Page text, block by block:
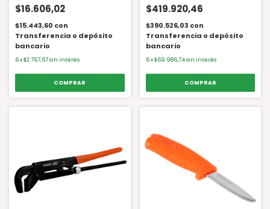
$16.606,02
$15.443,60 con
Transferencia o depósito
bancario
6x$2.767,67sin interés
$419.920,46
$390.526,03 con
Transferencia o depósito
bancario
6 x$69.986,74 sin interés